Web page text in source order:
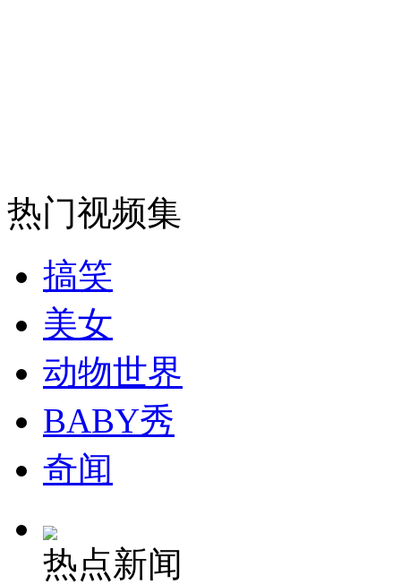
走！跟着总书记去植树
消防员救轻生者 花炮节热闹非凡
纽约上演“枕头大战”
热门视频集
搞笑
美女
动物世界
BABY秀
奇闻
热点新闻